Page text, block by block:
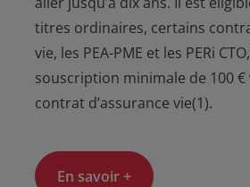
titres ordinaires, certains
vie, les PEA-PME et les PERi
souscription minimale de 100 €
contrat d’assurance vie(1).
En savoir +